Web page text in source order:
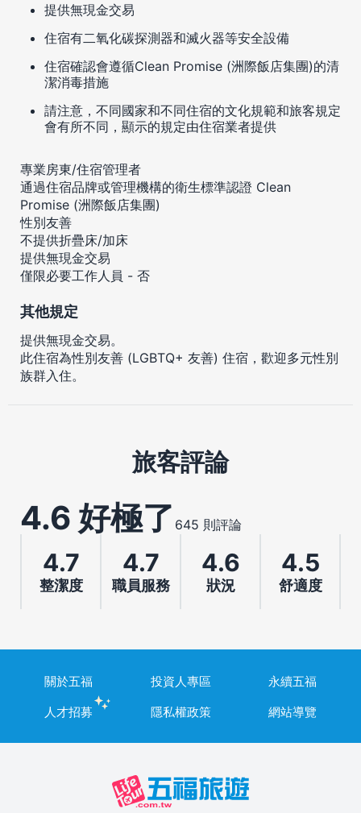
提供無現金交易
住宿有二氧化碳探測器和滅火器等安全設備
住宿確認會遵循Clean Promise (洲際飯店集團)的清
潔消毒措施
請注意，不同國家和不同住宿的文化規範和旅客規定
會有所不同，顯示的規定由住宿業者提供
專業房東/住宿管理者
通過住宿品牌或管理機構的衛生標準認證 Clean
Promise (洲際飯店集團)
性別友善
不提供折疊床/加床
提供無現金交易
僅限必要工作人員 - 否
其他規定
提供無現金交易。
此住宿為性別友善 (LGBTQ+ 友善) 住宿，歡迎多元性別
族群入住。
旅客評論
4.6 好極了 645 則評論
4.7
整潔度
4.7
職員服務
4.6
狀況
4.5
舒適度
關於五福 投資人專區
永續五福
人才招募
隱私權政策 網站導覽